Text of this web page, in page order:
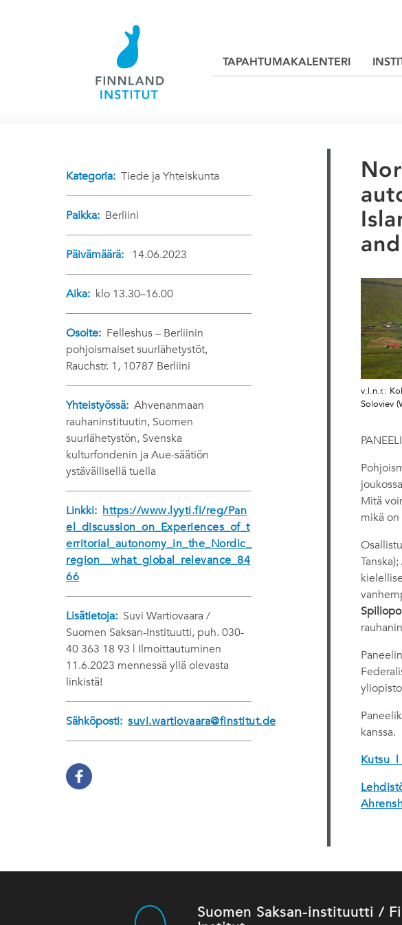
TAPAHTUMAKALENTERI
Kategoria: Tiede ja Yhteiskunta
Paikka: Berliini
Päivämäärä: 14.06.2023
Aika: klo 13.30–16.00
Osoite: Felleshus – Berliinin
pohjoismaiset suurlähetystöt,
Rauchstr. 1, 10787 Berliini
Yhteistyössä: Ahvenanmaan
rauhaninstituutin, Suomen
suurlähetystön, Svenska
kulturfondenin ja Aue-säätiön
ystävällisellä tuella
Linkki: https://www.lyyti.fi/reg/Pan
el_discussion_on_Experiences_of_t
erritorial_autonomy_in_the_Nordic_
region__what_global_relevance_84
66
Lisätietoja: Suvi Wartiovaara /
Suomen Saksan-Instituutti, puh. 030-
40 363 18 93 | Ilmoittautuminen
11.6.2023 mennessä yllä olevasta
linkistä!
Sähköposti: suvi.wartiovaara@finstitut.de
v.l.n.r.:
Soloviev
Mitä
mikä
Tanska);
kanssa.
Kutsu |
Suomen Saksan-instituutti /